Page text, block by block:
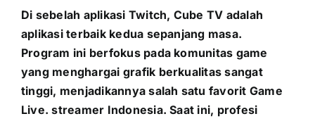
Di sebelah aplikasi Twitch, Cube TV adalah
aplikasi terbaik kedua sepanjang masa.
Program ini berfokus pada komunitas game
yang menghargai grafik berkualitas sangat
tinggi, menjadikannya salah satu favorit Game
Live. streamer Indonesia. Saat ini, profesi